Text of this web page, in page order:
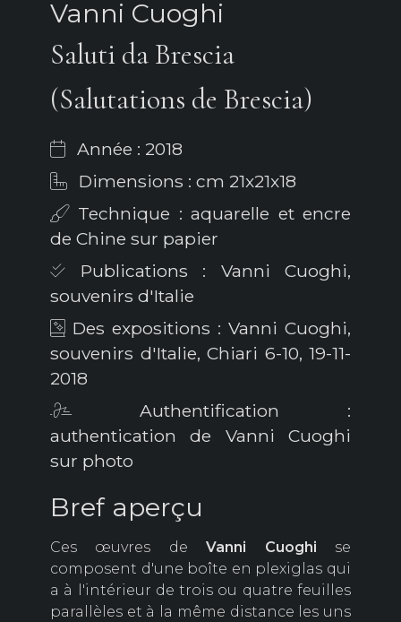
Vanni Cuoghi
Saluti da Brescia
(Salutations de Brescia)
Année : 2018
Dimensions : cm 21x21x18
Technique : aquarelle et encre
de Chine sur papier
Publications : Vanni Cuoghi,
souvenirs d'Italie
Des expositions : Vanni Cuoghi,
souvenirs d'Italie, Chiari 6-10, 19-11-
2018
Authentification :
authentication de Vanni Cuoghi
sur photo
Bref aperçu
Ces œuvres deVanni Cuoghi se
composent d'une boîte en plexiglas qui
a à l'intérieur de trois ou quatre feuilles
parallèles et à la même distance les uns